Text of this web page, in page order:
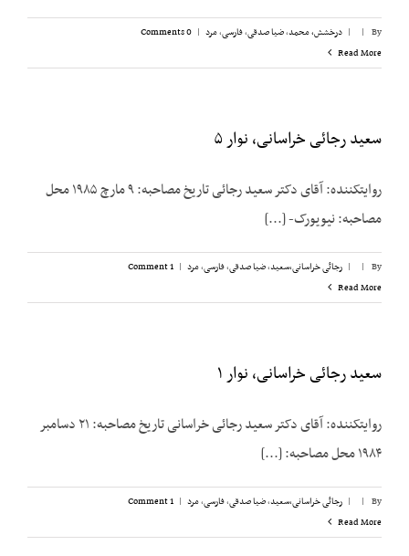
By
|
| درخشش،‌ محمد,ضیا صدقی,فارسی,مرد |
0 Comments
Read More
سعید رجائی خراسانی، نوار ۵
روایت­کننده: آقای دکتر سعید رجائی تاریخ مصاحبه: ۹ مارچ ۱۹۸۵ محل
مصاحبه: نیویورک- [...]
By
|
| رجائی خراسانی،‌سعید,ضیا صدقی,فارسی,مرد |
1 Comment
Read More
سعید رجائی خراسانی، نوار ۱
روایت­کننده: آقای دکتر سعید رجائی خراسانی تاریخ مصاحبه: ۲۱ دسامبر
۱۹۸۴ محل مصاحبه: [...]
By
|
| رجائی خراسانی،‌سعید,ضیا صدقی,فارسی,مرد |
1 Comment
Read More